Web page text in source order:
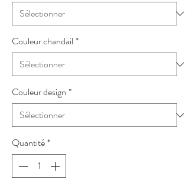
Couleur chandail *
Couleur design *
Quantité*